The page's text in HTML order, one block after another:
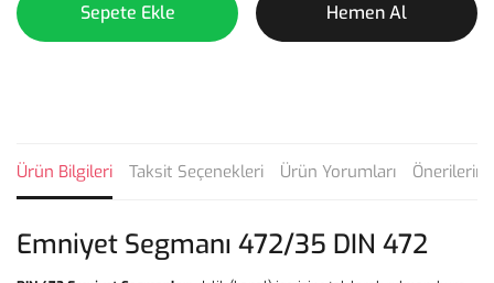
Sepete Ekle Hemen Al
Ürün Bilgileri Taksit Seçenekleri Ürün Yorumları
Emniyet Segmanı 472/35 DIN 472